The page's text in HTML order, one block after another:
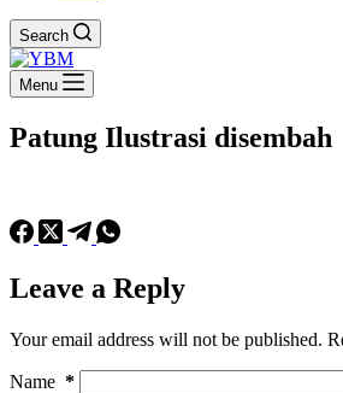
Search
Menu
Patung Ilustrasi disembah
Leave a Reply
Your email address will not be published.
Name *